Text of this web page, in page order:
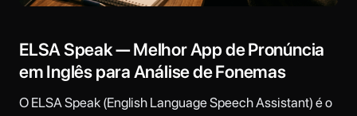
ELSA Speak — Melhor App de Pronúncia
em Inglês para Análise de Fonemas
O ELSA Speak (English Language Speech Assistant) é o